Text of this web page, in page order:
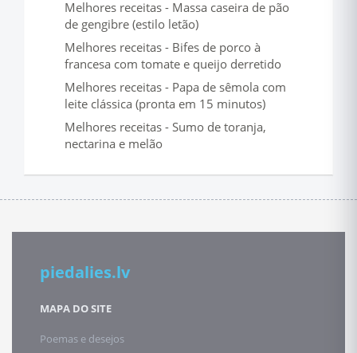
Melhores receitas - Massa caseira de pão
de gengibre (estilo letão)
Melhores receitas - Bifes de porco à
francesa com tomate e queijo derretido
Melhores receitas - Papa de sêmola com
leite clássica (pronta em 15 minutos)
Melhores receitas - Sumo de toranja,
nectarina e melão
piedalies.lv
MAPA DO SITE
Poemas e desejos